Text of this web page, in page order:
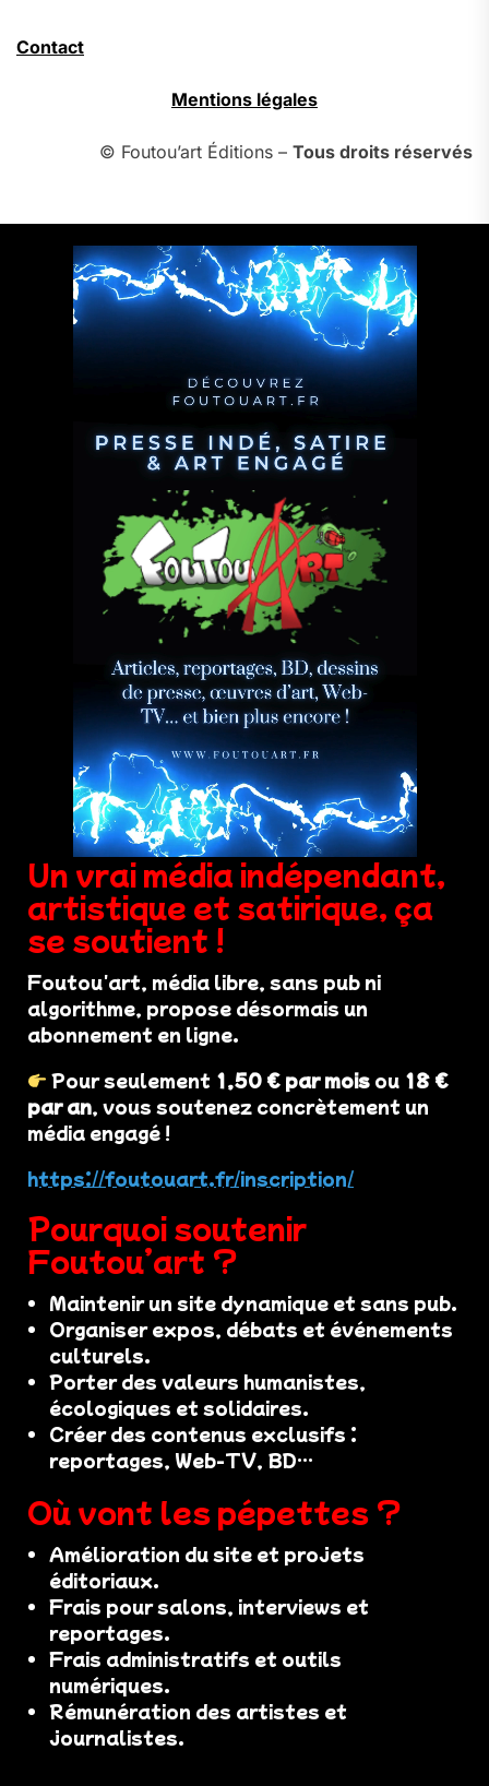
Contact
Mentions légales
© Foutou’art Éditions – Tous droits réservés
Un vrai média indépendant,
artistique et satirique, ça
se soutient !
Foutou'art, média libre, sans pub ni
algorithme, propose désormais un
abonnement en ligne.
Pour seulement 1,50 € par mois ou 18 €
par an, vous soutenez concrètement un
média engagé !
https://foutouart.fr/inscription/
Pourquoi soutenir
Foutou’art ?
Maintenir un site dynamique et sans pub.
Organiser expos, débats et événements
culturels.
Porter des valeurs humanistes,
écologiques et solidaires.
Créer des contenus exclusifs :
reportages, Web-TV, BD…
Où vont les pépettes ?
Amélioration du site et projets
éditoriaux.
Frais pour salons, interviews et
reportages.
Frais administratifs et outils
numériques.
Rémunération des artistes et
journalistes.